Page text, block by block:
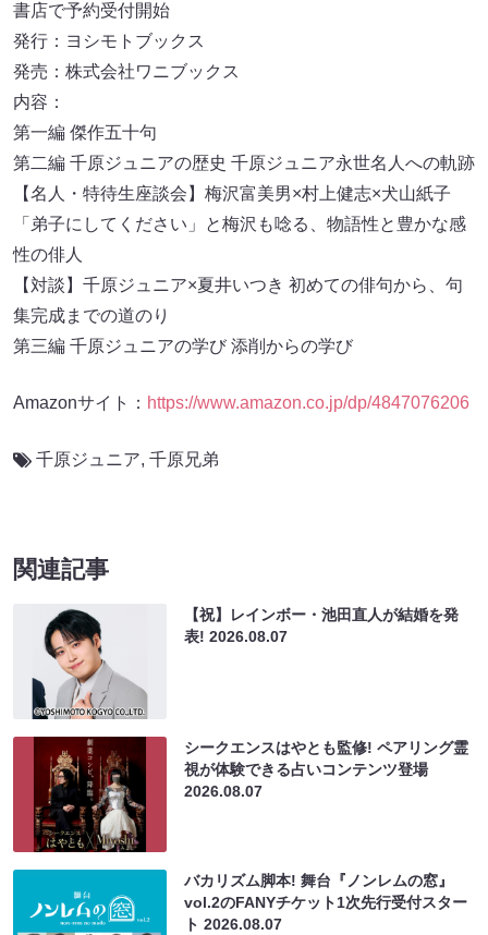
書店で予約受付開始
発行：ヨシモトブックス
発売：株式会社ワニブックス
内容：
第一編 傑作五十句
第二編 千原ジュニアの歴史 千原ジュニア永世名人への軌跡
【名人・特待生座談会】梅沢富美男×村上健志×犬山紙子
「弟子にしてください」と梅沢も唸る、物語性と豊かな感
性の俳人
【対談】千原ジュニア×夏井いつき 初めての俳句から、句
集完成までの道のり
第三編 千原ジュニアの学び 添削からの学び
Amazonサイト： https://www.amazon.co.jp/dp/4847076206
千原ジュニア, 千原兄弟
関連記事
【祝】レインボー・池田直人が結婚を発
表!2026.08.07
シークエンスはやとも監修! ペアリング霊
視が体験できる占いコンテンツ登場
2026.08.07
バカリズム脚本! 舞台『ノンレムの窓』
vol.2のFANYチケット1次先行受付スター
ト2026.08.07